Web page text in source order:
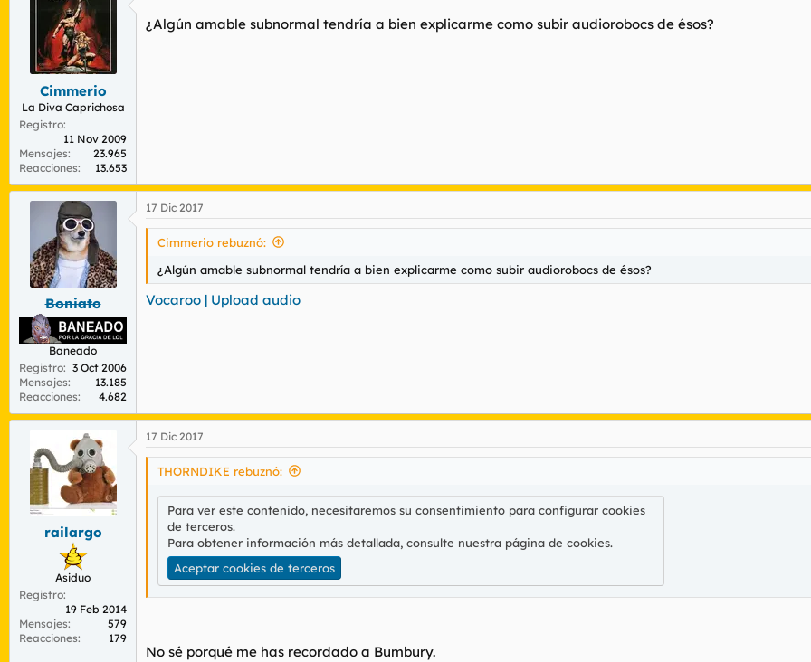
Cimmerio
La Diva Caprichosa
Registro
11 Nov 2009
Mensajes
23.965
Reacciones
13.653
¿Algún amable subnormal tendría a bien explicarme como subir audiorobocs de ésos?
Boniato
Baneado
Registro
3 Oct 2006
Mensajes
13.185
Reacciones
4.682
17 Dic 2017
Cimmerio rebuznó:
¿Algún amable subnormal tendría a bien explicarme como subir audiorobocs de ésos?
Vocaroo | Upload audio
railargo
Asiduo
Registro
19 Feb 2014
Mensajes
579
Reacciones
179
17 Dic 2017
THORNDIKE rebuznó:
Para ver este contenido, necesitaremos su consentimiento para configurar cookies
de terceros.
Para obtener información más detallada, consulte nuestra página de cookies.
Aceptar cookies de terceros
No sé porqué me has recordado a Bumbury.